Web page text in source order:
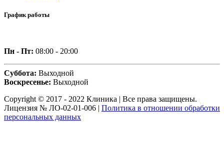
График работы
Пн - Пт: 08:00 - 20:00
Суббота: Выходной
Воскресенье: Выходной
Copyright © 2017 - 2022 Клиника | Все права защищены.
Лицензия № ЛО-02-01-006 | Политика в отношении обработки
персональных данных